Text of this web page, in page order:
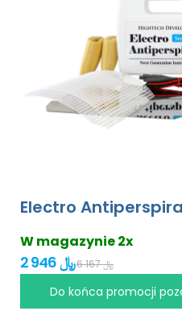
Electro
W magazynie 2x
2 946 ﷼ 6 167 ﷼
Do końca promocji